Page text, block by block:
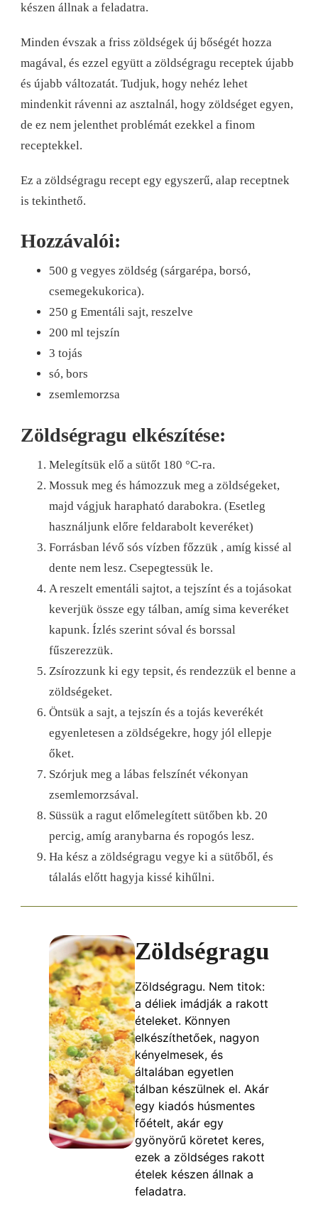
készen állnak a feladatra.
Minden évszak a friss zöldségek új bőségét hozza
magával, és ezzel együtt a zöldségragu receptek újabb
és újabb változatát. Tudjuk, hogy nehéz lehet
mindenkit rávenni az asztalnál, hogy zöldséget egyen,
de ez nem jelenthet problémát ezekkel a finom
receptekkel.
Ez a zöldségragu recept egy egyszerű, alap receptnek
is tekinthető.
Hozzávalói:
500 g vegyes zöldség (sárgarépa, borsó,
csemegekukorica).
250 g Ementáli sajt, reszelve
200 ml tejszín
3 tojás
só, bors
zsemlemorzsa
Zöldségragu elkészítése:
Melegítsük elő a sütőt 180 °C-ra.
Mossuk meg és hámozzuk meg a zöldségeket,
majd vágjuk harapható darabokra. (Esetleg
használjunk előre feldarabolt keveréket)
Forrásban lévő sós vízben főzzük , amíg kissé al
dente nem lesz. Csepegtessük le.
A reszelt ementáli sajtot, a tejszínt és a tojásokat
keverjük össze egy tálban, amíg sima keveréket
kapunk. Ízlés szerint sóval és borssal
fűszerezzük.
Zsírozzunk ki egy tepsit, és rendezzük el benne a
zöldségeket.
Öntsük a sajt, a tejszín és a tojás keverékét
egyenletesen a zöldségekre, hogy jól ellepje
őket.
Szórjuk meg a lábas felszínét vékonyan
zsemlemorzsával.
Süssük a ragut előmelegített sütőben kb. 20
percig, amíg aranybarna és ropogós lesz.
Ha kész a zöldségragu vegye ki a sütőből, és
tálalás előtt hagyja kissé kihűlni.
Zöldségragu
Zöldségragu. Nem titok:
a déliek imádják a rakott
ételeket. Könnyen
elkészíthetőek, nagyon
kényelmesek, és
általában egyetlen
tálban készülnek el. Akár
egy kiadós húsmentes
főételt, akár egy
gyönyörű köretet keres,
ezek a zöldséges rakott
ételek készen állnak a
feladatra.